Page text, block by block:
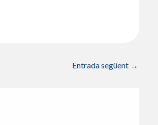
Entrada següent →